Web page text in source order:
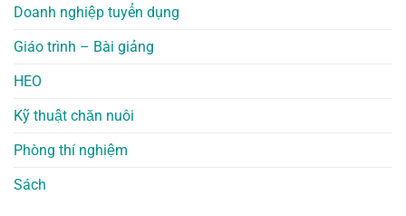
Doanh nghiệp tuyển dụng
Giáo trình – Bài giảng
HEO
Kỹ thuật chăn nuôi
Phòng thí nghiệm
Sách